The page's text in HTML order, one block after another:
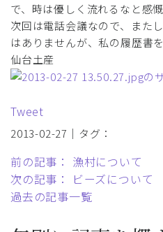
で、時は優しく流れるなと感
次回は電話会議なので、また
はありませんが、私の履歴書
仙台土産
Tweet
2013-02-27｜タグ：
前の記事： 漁村について
次の記事： ビーズについて
過去の記事一覧